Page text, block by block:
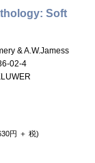
Soft
& A.W.Jamess
02-4
円 ＋ 税)